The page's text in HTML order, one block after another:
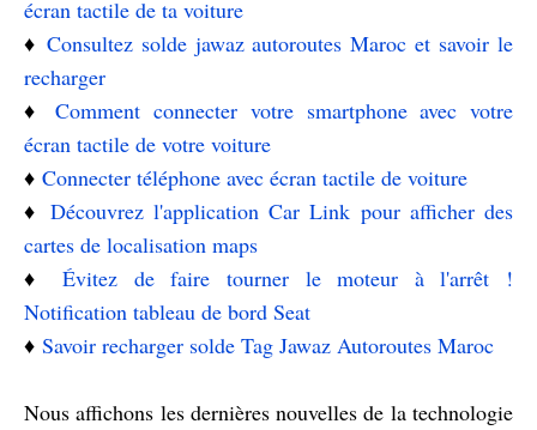
écran tactile de ta voiture
♦️ Consultez solde jawaz autoroutes Maroc et savoir le
recharger
♦️Comment connecter votre smartphone avec votre
écran tactile de votre voiture
♦️ Connecter téléphone avec écran tactile de voiture
♦️ Découvrez l'application Car Link pour afficher des
cartes de localisation maps
♦️Évitez de faire tourner le moteur à l'arrêt !
Notification tableau de bord Seat
♦️ Savoir recharger solde Tag Jawaz Autoroutes Maroc
Nous affichons les dernières nouvelles de la technologie